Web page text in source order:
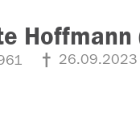
Hoffmann
26.09.2023